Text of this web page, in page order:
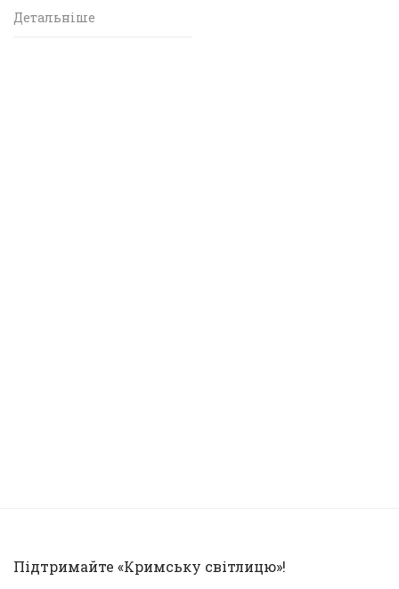
Детальніше
Підтримайте «Кримську світлицю»!